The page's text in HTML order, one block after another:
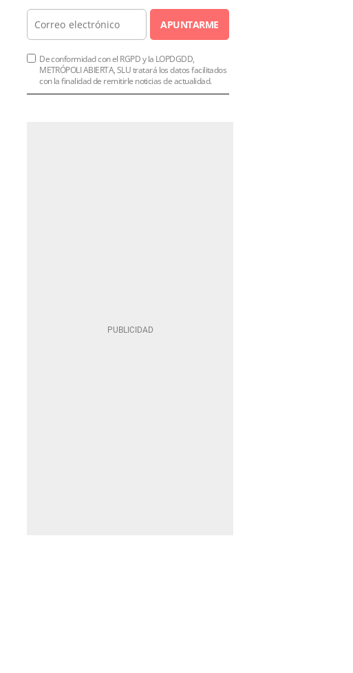
APUNTARME
De conformidad con el RGPD y la LOPDGDD,
METRÓPOLI ABIERTA, SLU tratará los datos facilitados
con la finalidad de remitirle noticias de actualidad.